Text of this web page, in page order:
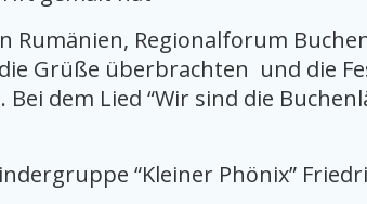
Rumänien, Regionalforum
Grüße überbrachten und die
dem Lied “Wir sind die
“Kleiner Phönix”